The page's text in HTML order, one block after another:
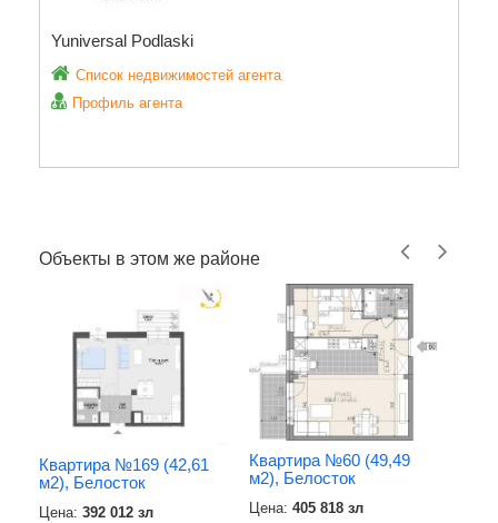
Yuniversal Podlaski
Список недвижимостей агента
Профиль агента
Объекты в этом же районе
Квартира №169 (42,61
м2), Белосток
Цена: 392 012 зл
Квартира №60 (49,49
м2), Белосток
Цена: 405 818 зл